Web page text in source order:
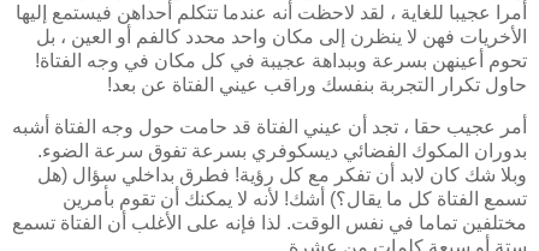
أمرا عجيبا للغاية ، لقد لاحظت أنه عندما تتكلم أحداهن فيستمع إليها
الأخريات فهن لا ينظرن إلى مكان واحد محدد كالفم أو العين ، بل
تحوم أعينهن بسرعة وببداهة عجيبة في كل مكان في وجه الفتاة!
حاول تكرار التجربة بنفسك وراقب عيني الفتاة عن بعد!
أمر عجيب حقا ، تجد أن عيني الفتاة قد حامت حول وجه الفتاة أشبه
بدوران المكوك الفضائي ديسكوفري بسرعة تفوق سرعة الضوء.
وبلا شك كان لابد أن تفكر مع كل رؤية! فطرق بداخلي سؤال (هل
تسمع الفتاة كل ما يقال؟) أشك! لأنه لا يمكنك أن تقوم بأمرين
مختلفين تماما في نفس الوقت. لذا فإنه على الأغلب أن الفتاة تسمع